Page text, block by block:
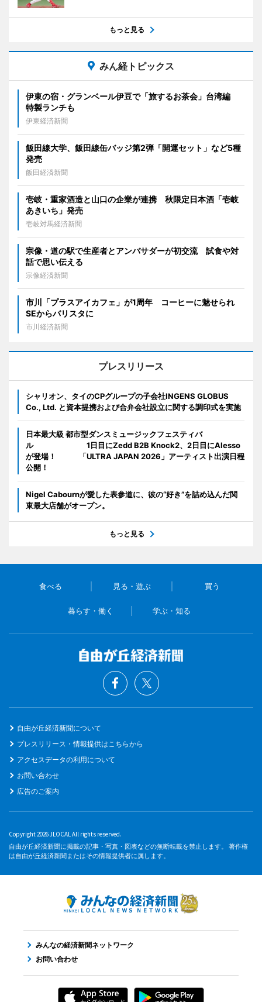
もっと見る
みん経トピックス
伊東の宿・グランベール伊豆で「旅するお茶会」台湾編
特製ランチも
伊東経済新聞
飯田線大学、飯田線缶バッジ第2弾「開運セット」など5種
発売
飯田経済新聞
壱岐・重家酒造と山口の企業が連携 秋限定日本酒「壱岐
あきいち」発売
壱岐対馬経済新聞
宗像・道の駅で生産者とアンバサダーが初交流 試食や対
話で思い伝える
宗像経済新聞
市川「プラスアイカフェ」が1周年 コーヒーに魅せられ
SEからバリスタに
市川経済新聞
プレスリリース
シャリオン、タイのCPグループの子会社INGENS GLOBUS
Co., Ltd. と資本提携および合弁会社設立に関する調印式を実施
日本最大級 都市型ダンスミュージックフェスティバ
ル 1日目にZedd B2B Knock2、2日目にAlesso
が登場！ 「ULTRA JAPAN 2026」アーティスト出演日程
公開！
Nigel Cabournが愛した表参道に、彼の“好き”を詰め込んだ関
東最大店舗がオープン。
もっと見る
食べる 見る・遊ぶ 買う
暮らす・働く 学ぶ・知る
自由が丘経済新聞について
プレスリリース・情報提供はこちらから
アクセスデータの利用について
お問い合わせ
広告のご案内
Copyright 2026 JLOCAL All rights reserved.
自由が丘経済新聞に掲載の記事・写真・図表などの無断転載を禁止します。 著作権
は自由が丘経済新聞またはその情報提供者に属します。
みんなの経済新聞ネットワーク
お問い合わせ